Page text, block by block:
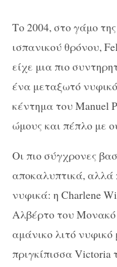
Το 2004, στο γάμο
ισπανικού θρόνου,
είχε μια πιο
ένα μεταξωτό
κέντημα του Manuel
ώμους και πέπλο με
Οι πιο σύγχρονες
αποκαλυπτικά, αλλά
νυφικά: η Charlene
Αλβέρτο του
αμάνικο λιτό
πριγκίπισσα Victoria